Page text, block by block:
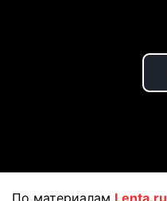
По материалам Lenta.ru